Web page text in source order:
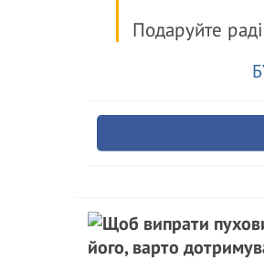
Подаруйте